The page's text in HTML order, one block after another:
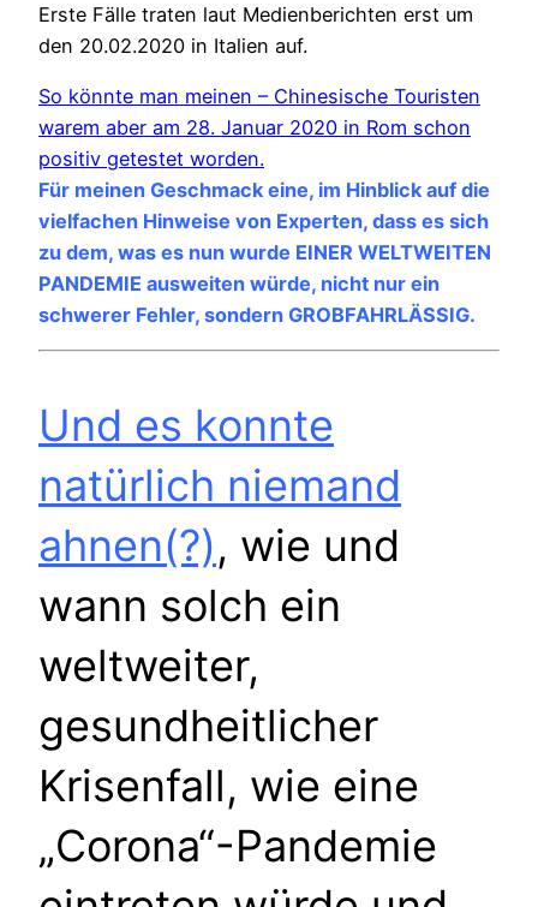
Erste Fälle traten laut Medienberichten erst um
den 20.02.2020 in Italien auf.
So könnte man meinen – Chinesische Touristen
warem aber am 28. Januar 2020 in Rom schon
positiv getestet worden.
Für meinen Geschmack eine, im Hinblick auf die
vielfachen Hinweise von Experten, dass es sich
zu dem, was es nun wurde EINER WELTWEITEN
PANDEMIE ausweiten würde, nicht nur ein
schwerer Fehler, sondern GROBFAHRLÄSSIG.
Und es konnte
natürlich niemand
ahnen(?), wie und
wann solch ein
weltweiter,
gesundheitlicher
Krisenfall, wie eine
„Corona“-Pandemie